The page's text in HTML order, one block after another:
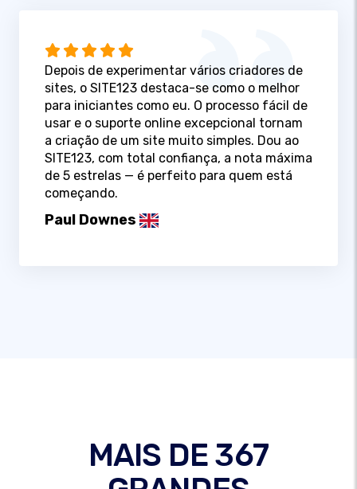
Depois de experimentar vários criadores de
sites, o SITE123 destaca-se como o melhor
para iniciantes como eu. O processo fácil de
usar e o suporte online excepcional tornam
a criação de um site muito simples. Dou ao
SITE123, com total confiança, a nota máxima
de 5 estrelas — é perfeito para quem está
começando.
Paul Downes
MAIS DE 367